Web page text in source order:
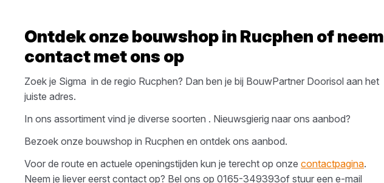
Ontdek onze bouwshop in Rucphen of neem
contact met ons op
Zoek je Sigma in de regio Rucphen? Dan ben je bij BouwPartner Doorisol aan het
juiste adres.
In ons assortiment vind je diverse soorten . Nieuwsgierig naar ons aanbod?
Bezoek onze bouwshop in Rucphen en ontdek ons aanbod.
Voor de route en actuele openingstijden kun je terecht op onze contactpagina.
Neem je liever eerst contact op? Bel ons op 0165-349393of stuur een e-mail